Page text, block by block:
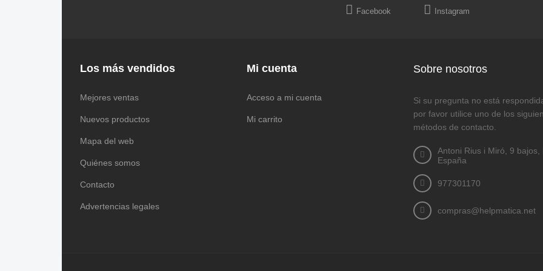
Facebook Instagram
Los más vendidos
Mejores ventas
Nuevos productos
Mapa del web
Quiénes somos
Contacto
Advertencias legales
Mi cuenta
Acceso a mi cuenta
Mi carrito
Sobre nosotros
Si su pregunta no está
por favor utilice uno de los
métodos de contacto.
Antoni Rius i Miró, 9 bajos,
España
977301170
compras@helpmatica.net